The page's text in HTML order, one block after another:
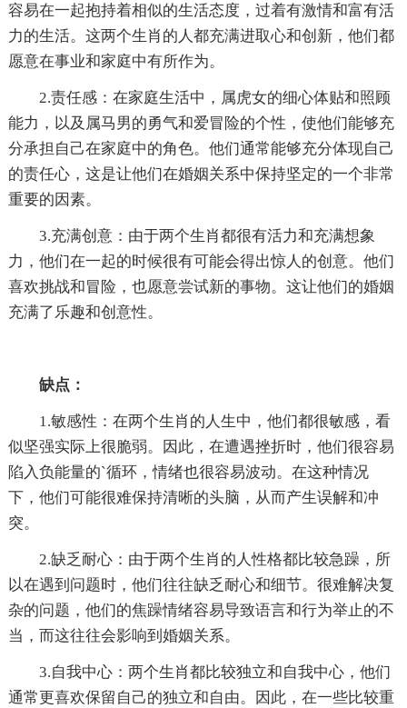
容易在一起抱持着相似的生活态度，过着有激情和富有活
力的生活。这两个生肖的人都充满进取心和创新，他们都
愿意在事业和家庭中有所作为。
2.责任感：在家庭生活中，属虎女的细心体贴和照顾
能力，以及属马男的勇气和爱冒险的个性，使他们能够充
分承担自己在家庭中的角色。他们通常能够充分体现自己
的责任心，这是让他们在婚姻关系中保持坚定的一个非常
重要的因素。
3.充满创意：由于两个生肖都很有活力和充满想象
力，他们在一起的时候很有可能会得出惊人的创意。他们
喜欢挑战和冒险，也愿意尝试新的事物。这让他们的婚姻
充满了乐趣和创意性。
缺点：
1.敏感性：在两个生肖的人生中，他们都很敏感，看
似坚强实际上很脆弱。因此，在遭遇挫折时，他们很容易
陷入负能量的`循环，情绪也很容易波动。在这种情况
下，他们可能很难保持清晰的头脑，从而产生误解和冲
突。
2.缺乏耐心：由于两个生肖的人性格都比较急躁，所
以在遇到问题时，他们往往缺乏耐心和细节。很难解决复
杂的问题，他们的焦躁情绪容易导致语言和行为举止的不
当，而这往往会影响到婚姻关系。
3.自我中心：两个生肖都比较独立和自我中心，他们
通常更喜欢保留自己的独立和自由。因此，在一些比较重